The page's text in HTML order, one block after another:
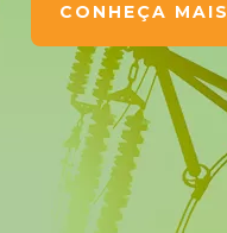
CONHEÇA MAIS